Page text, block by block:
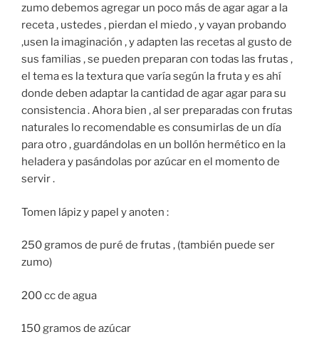
zumo debemos agregar un poco más de agar agar a la
receta , ustedes , pierdan el miedo , y vayan probando
,usen la imaginación , y adapten las recetas al gusto de
sus familias , se pueden preparan con todas las frutas ,
el tema es la textura que varía según la fruta y es ahí
donde deben adaptar la cantidad de agar agar para su
consistencia . Ahora bien , al ser preparadas con frutas
naturales lo recomendable es consumirlas de un día
para otro , guardándolas en un bollón hermético en la
heladera y pasándolas por azúcar en el momento de
servir .
Tomen lápiz y papel y anoten :
250 gramos de puré de frutas , (también puede ser
zumo)
200 cc de agua
150 gramos de azúcar